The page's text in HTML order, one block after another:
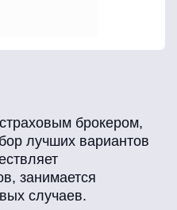
брокером,
лучших вариантов
занимается
случаев.